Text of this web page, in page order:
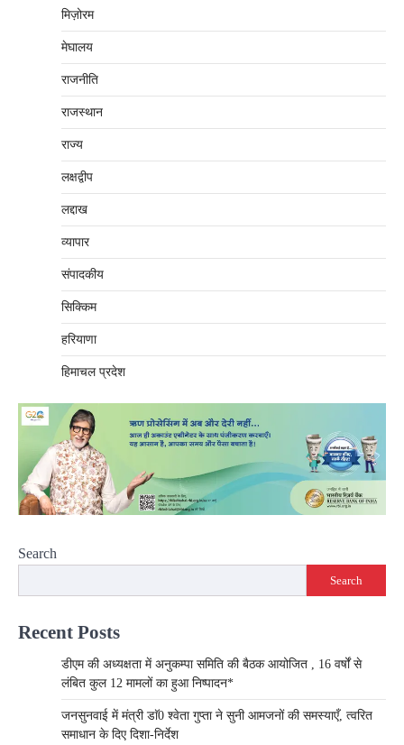
मिज़ोरम
मेघालय
राजनीति
राजस्थान
राज्य
लक्षद्वीप
लद्दाख
व्यापार
संपादकीय
सिक्किम
हरियाणा
हिमाचल प्रदेश
Search
Search
Recent Posts
डीएम की अध्यक्षता में अनुकम्पा समिति की बैठक आयोजित , 16 वर्षों से
लंबित कुल 12 मामलों का हुआ निष्पादन*
जनसुनवाई में मंत्री डाॅ0 श्वेता गुप्ता ने सुनी आमजनों की समस्याएँ, त्वरित
समाधान के दिए दिशा-निर्देश